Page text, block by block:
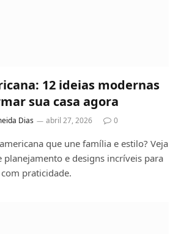
12 ideias modernas
sua casa agora
Dias abril 27, 2026 0
que une família e estilo? Veja
planejamento e designs incríveis para
praticidade.